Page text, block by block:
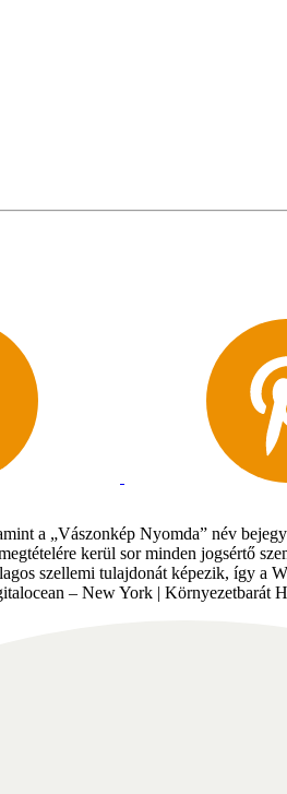
a „Vászonkép Nyomda” név
kerül sor minden jogsértő
szellemi tulajdonát képezik, így a
– New York |